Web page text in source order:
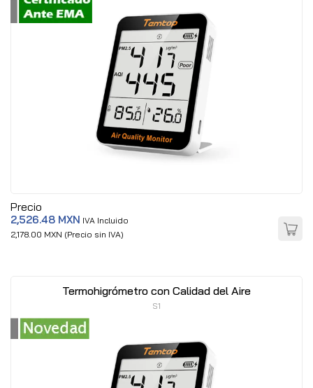
Precio
2,526.48 MXN IVA Incluido
2,178.00 MXN (Precio sin IVA)
Termohigrómetro con Calidad del Aire
S1